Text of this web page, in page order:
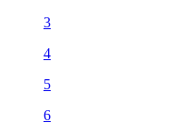
3
4
5
6